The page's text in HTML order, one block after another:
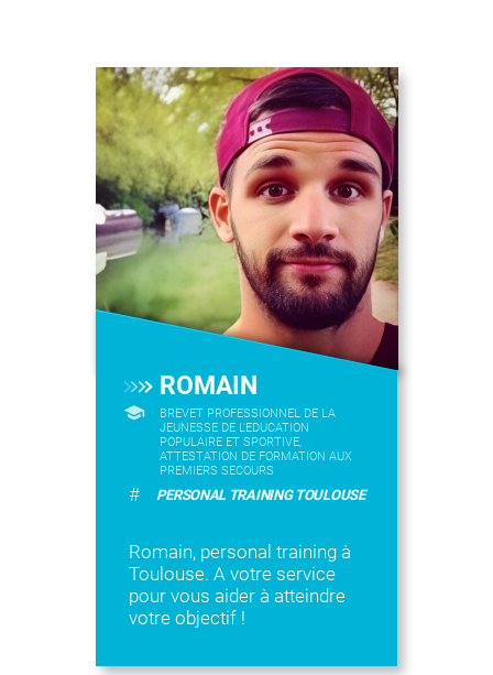
ROMAIN
BREVET PROFESSIONNEL DE LA
JEUNESSE DE L'EDUCATION
POPULAIRE ET SPORTIVE,
ATTESTATION DE FORMATION AUX
PREMIERS SECOURS
# PERSONAL TRAINING TOULOUSE
Romain, personal training à
Toulouse. A votre service
pour vous aider à atteindre
votre objectif !